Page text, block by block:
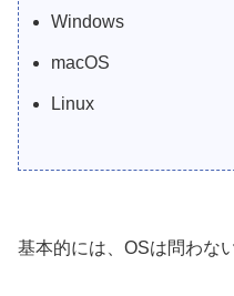
Windows
macOS
Linux
基本的には、OSは問わな